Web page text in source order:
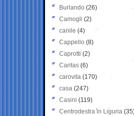
Burlando (26)
Camogli (2)
canile (4)
Cappello (8)
Caprotti (2)
Caritas (6)
carovita (170)
casa (247)
Casini (119)
Centrodestra in Liguria